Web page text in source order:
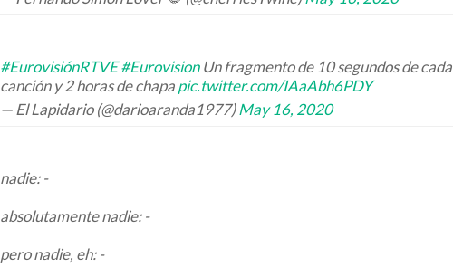
#EurovisiónRTVE #EurovisionUn fragmento de 10 segundos de cada
canción y 2 horas de chapa pic.twitter.com/IAaAbh6PDY
— El Lapidario (@darioaranda1977)May 16, 2020
nadie: -
absolutamente nadie: -
pero nadie, eh: -